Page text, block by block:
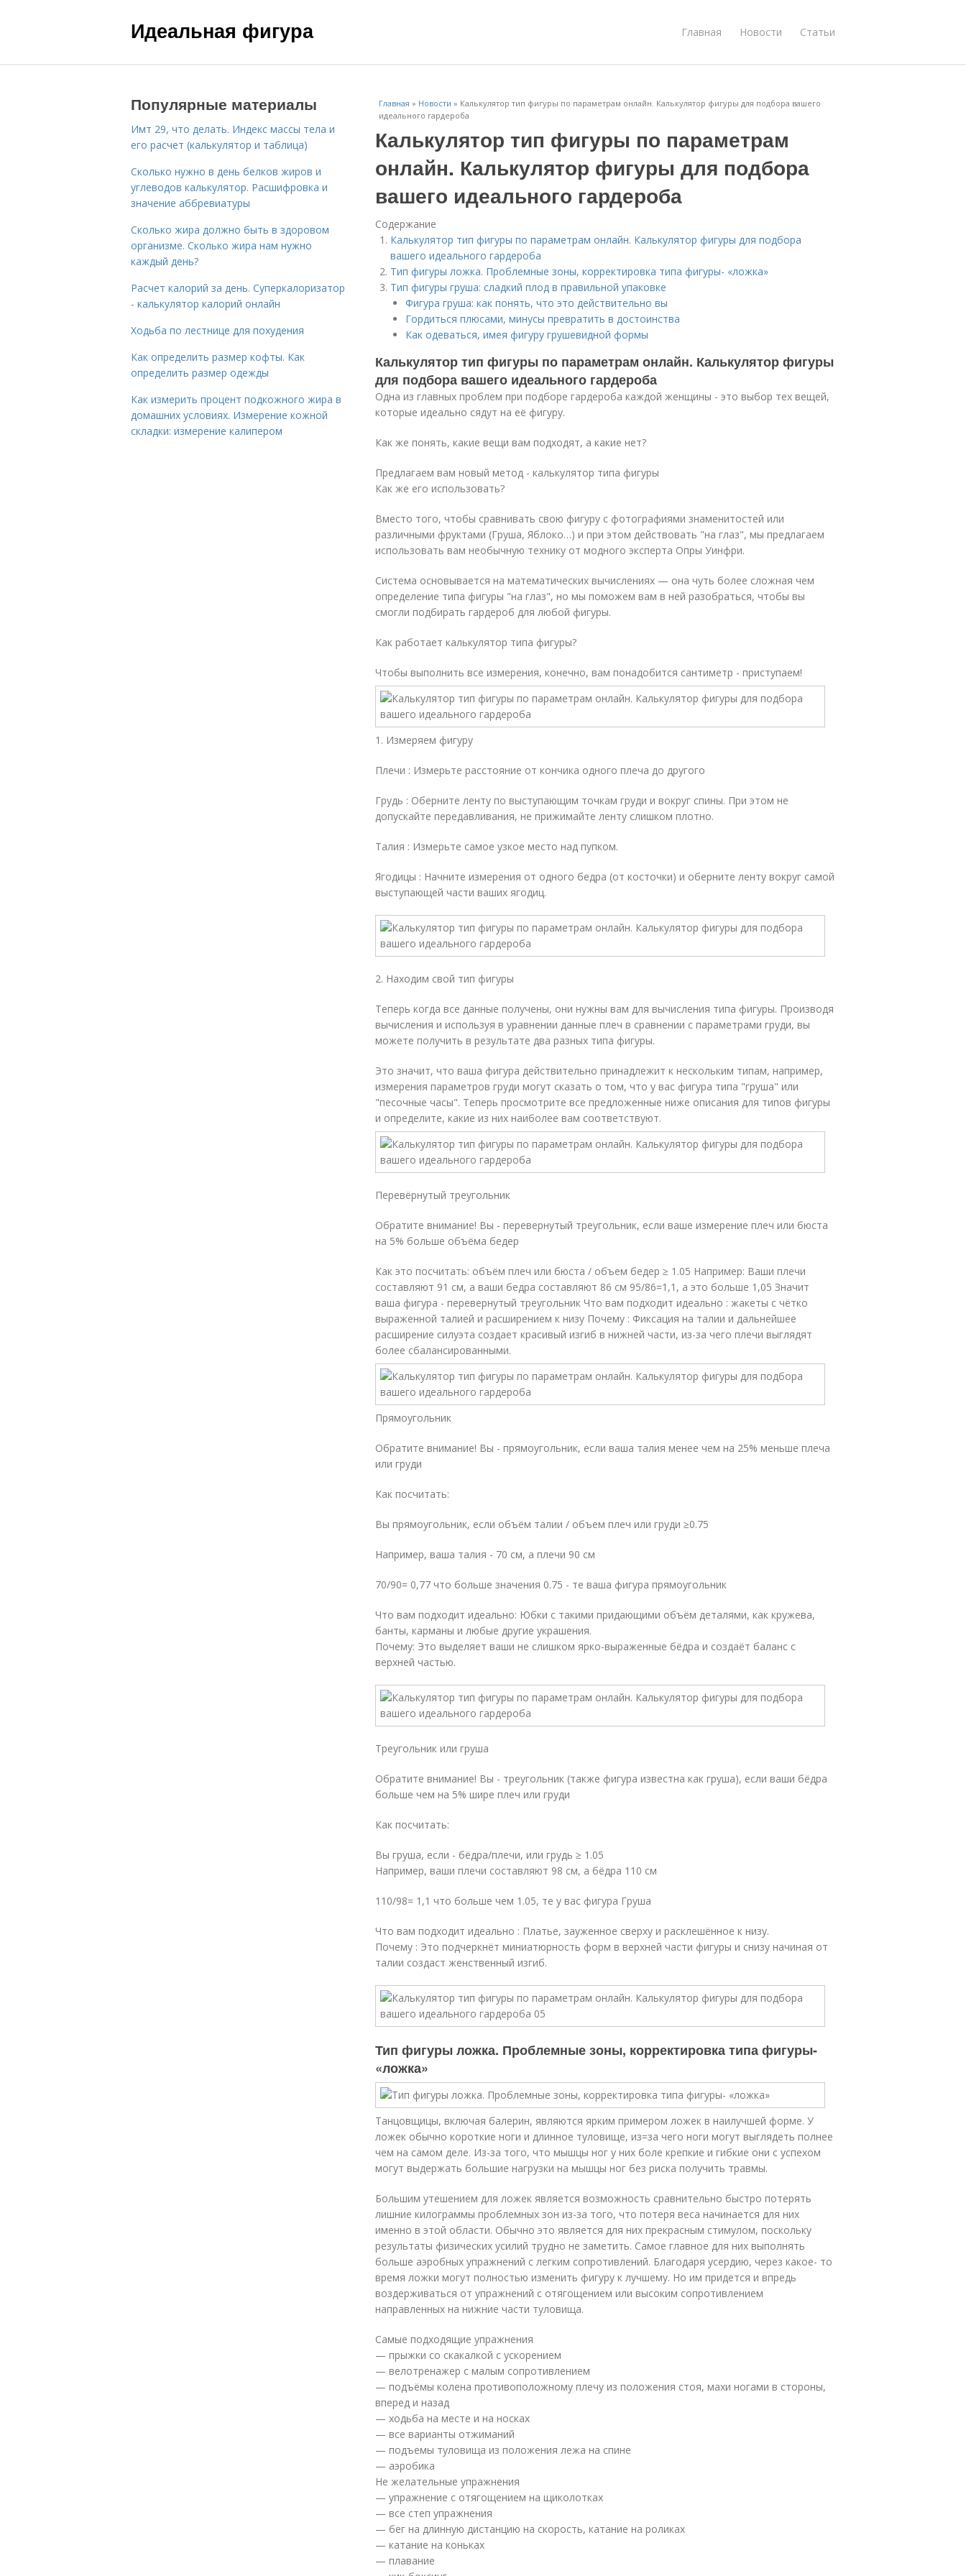
Идеальная фигура Главная Новости Статьи
Главная » Новости » Калькулятор тип фигуры по параметрам онлайн. Калькулятор фигуры для подбора вашего
идеального гардероба
Калькулятор тип фигуры по параметрам
онлайн. Калькулятор фигуры для подбора
вашего идеального гардероба
Содержание
Калькулятор тип фигуры по параметрам онлайн. Калькулятор фигуры для подбора
вашего идеального гардероба
Тип фигуры ложка. Проблемные зоны, корректировка типа фигуры- «ложка»
Тип фигуры груша: сладкий плод в правильной упаковке
Фигура груша: как понять, что это действительно вы
Гордиться плюсами, минусы превратить в достоинства
Как одеваться, имея фигуру грушевидной формы
Калькулятор тип фигуры по параметрам онлайн. Калькулятор фигуры
для подбора вашего идеального гардероба
Одна из главных проблем при подборе гардероба каждой женщины - это выбор тех вещей,
которые идеально сядут на её фигуру.
Как же понять, какие вещи вам подходят, а какие нет?
Предлагаем вам новый метод - калькулятор типа фигуры
Как же его использовать?
Вместо того, чтобы сравнивать свою фигуру с фотографиями знаменитостей или
различными фруктами (Груша, Яблоко…) и при этом действовать "на глаз", мы предлагаем
использовать вам необычную технику от модного эксперта Опры Уинфри.
Система основывается на математических вычислениях — она чуть более сложная чем
определение типа фигуры "на глаз", но мы поможем вам в ней разобраться, чтобы вы
смогли подбирать гардероб для любой фигуры.
Как работает калькулятор типа фигуры?
Чтобы выполнить все измерения, конечно, вам понадобится сантиметр - приступаем!
1. Измеряем фигуру
Плечи : Измерьте расстояние от кончика одного плеча до другого
Грудь : Оберните ленту по выступающим точкам груди и вокруг спины. При этом не
допускайте передавливания, не прижимайте ленту слишком плотно.
Талия : Измерьте самое узкое место над пупком.
Ягодицы : Начните измерения от одного бедра (от косточки) и оберните ленту вокруг самой
выступающей части ваших ягодиц.
2. Находим свой тип фигуры
Теперь когда все данные получены, они нужны вам для вычисления типа фигуры. Производя
вычисления и используя в уравнении данные плеч в сравнении с параметрами груди, вы
можете получить в результате два разных типа фигуры.
Это значит, что ваша фигура действительно принадлежит к нескольким типам, например,
измерения параметров груди могут сказать о том, что у вас фигура типа "груша" или
"песочные часы". Теперь просмотрите все предложенные ниже описания для типов фигуры
и определите, какие из них наиболее вам соответствуют.
Перевёрнутый треугольник
Обратите внимание! Вы - перевернутый треугольник, если ваше измерение плеч или бюста
на 5% больше объёма бедер
Как это посчитать: объём плеч или бюста / объем бедер ≥ 1.05 Например: Ваши плечи
составляют 91 см, а ваши бедра составляют 86 см 95/86=1,1, а это больше 1,05 Значит
ваша фигура - перевернутый треугольник Что вам подходит идеально : жакеты с чётко
выраженной талией и расширением к низу Почему : Фиксация на талии и дальнейшее
расширение силуэта создает красивый изгиб в нижней части, из-за чего плечи выглядят
более сбалансированными.
Прямоугольник
Обратите внимание! Вы - прямоугольник, если ваша талия менее чем на 25% меньше плеча
или груди
Как посчитать:
Вы прямоугольник, если объём талии / объем плеч или груди ≥0.75
Например, ваша талия - 70 см, а плечи 90 см
70/90= 0,77 что больше значения 0.75 - те ваша фигура прямоугольник
Что вам подходит идеально: Юбки с такими придающими объём деталями, как кружева,
банты, карманы и любые другие украшения.
Почему: Это выделяет ваши не слишком ярко-выраженные бёдра и создаёт баланс с
верхней частью.
Треугольник или груша
Обратите внимание! Вы - треугольник (также фигура известна как груша), если ваши бёдра
больше чем на 5% шире плеч или груди
Как посчитать:
Вы груша, если - бёдра/плечи, или грудь ≥ 1.05
Например, ваши плечи составляют 98 см, а бёдра 110 см
110/98= 1,1 что больше чем 1.05, те у вас фигура Груша
Что вам подходит идеально : Платье, зауженное сверху и расклешённое к низу.
Почему : Это подчеркнёт миниатюрность форм в верхней части фигуры и снизу начиная от
талии создаст женственный изгиб.
Тип фигуры ложка. Проблемные зоны, корректировка типа фигуры-
«ложка»
Танцовщицы, включая балерин, являются ярким примером ложек в наилучшей форме. У
ложек обычно короткие ноги и длинное туловище, из=за чего ноги могут выглядеть полнее
чем на самом деле. Из-за того, что мышцы ног у них боле крепкие и гибкие они с успехом
могут выдержать большие нагрузки на мышцы ног без риска получить травмы.
Большим утешением для ложек является возможность сравнительно быстро потерять
лишние килограммы проблемных зон из-за того, что потеря веса начинается для них
именно в этой области. Обычно это является для них прекрасным стимулом, поскольку
результаты физических усилий трудно не заметить. Самое главное для них выполнять
больше аэробных упражнений с легким сопротивлений. Благодаря усердию, через какое- то
время ложки могут полностью изменить фигуру к лучшему. Но им придется и впредь
воздерживаться от упражнений с отягощением или высоким сопротивлением
направленных на нижние части туловища.
Самые подходящие упражнения
— прыжки со скакалкой с ускорением
— велотренажер с малым сопротивлением
— подъёмы колена противоположному плечу из положения стоя, махи ногами в стороны,
вперед и назад
— ходьба на месте и на носках
— все варианты отжиманий
— подъемы туловища из положения лежа на спине
— аэробика
Не желательные упражнения
— упражнение с отягощением на щиколотках
— все степ упражнения
— бег на длинную дистанцию на скорость, катание на роликах
— катание на коньках
— плавание
Популярные материалы
Имт 29, что делать. Индекс массы тела и
его расчет (калькулятор и таблица)
Сколько нужно в день белков жиров и
углеводов калькулятор. Расшифровка и
значение аббревиатуры
Сколько жира должно быть в здоровом
организме. Сколько жира нам нужно
каждый день?
Расчет калорий за день. Суперкалоризатор
- калькулятор калорий онлайн
Ходьба по лестнице для похудения
Как определить размер кофты. Как
определить размер одежды
Как измерить процент подкожного жира в
домашних условиях. Измерение кожной
складки: измерение калипером